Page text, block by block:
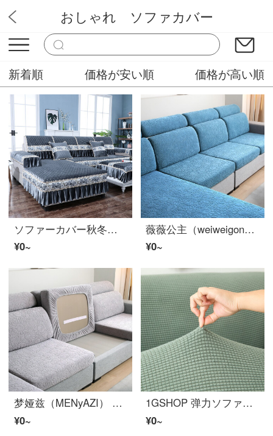
KABA
おしゃれ ソファカバー
新着順 価格が安い順 価格が高い順
ソファーカバー秋冬新款沙发垫通用防滑ソファーカバー全包坐垫套靠背罩简约定制垫子 花睡神 意大利フランネル灰色 定做尺联系
¥0~
薇薇公主（weiweigongzhu） 弹力沙发垫套罩全包四季通用海绵座垫套子组合式ソファーカバー沙发笠保护 太阳花水蓝 贵妃套适用宽85-115cm*长145-180cm
¥0~
梦娅兹（MENyAZI） 加厚弹力沙发垫套罩全包四季通用海绵座垫套子组合式ソファーカバー沙发笠保护套罩 QT太阳花-银灰 单人套 适用宽65-85cm*长65-85cm
¥0~
1GSHOP 弹力ソファーカバー加厚米粒フランネル沙发罩全包四季通用防滑沙发垫罩巾 抹茶绿玉米粒 参考主图2测量235-300cm
¥0~